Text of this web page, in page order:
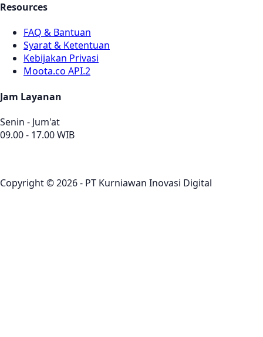
Resources
FAQ & Bantuan
Syarat & Ketentuan
Kebijakan Privasi
Moota.co API.2
Jam Layanan
Senin - Jum'at
09.00 - 17.00 WIB
Copyright © 2026 - PT Kurniawan Inovasi Digital